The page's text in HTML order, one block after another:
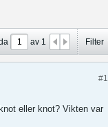
av 1 Filter
#1
eller knot? Vikten var